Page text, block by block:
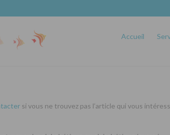
Accueil
si vous ne trouvez pas l’article qui vous